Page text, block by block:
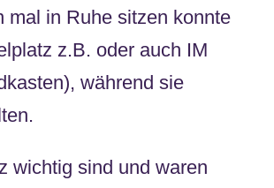
mal in Ruhe sitzen konnte
z.B. oder auch IM
während sie
wichtig sind und waren